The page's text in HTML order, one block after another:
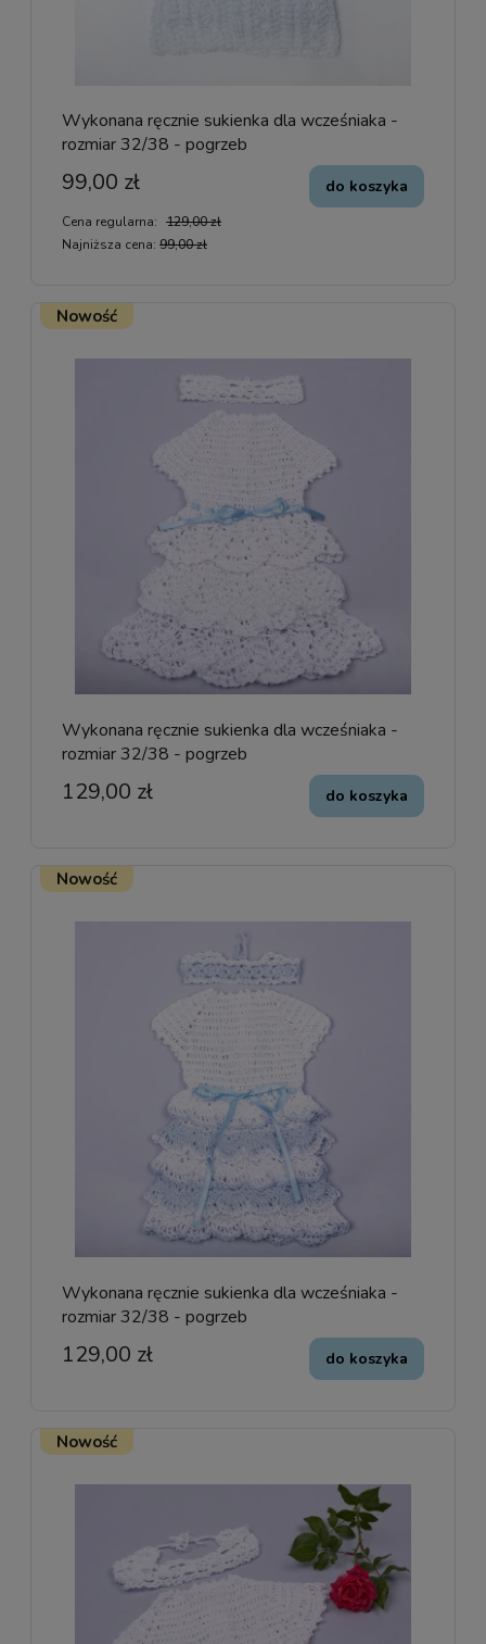
Wykonana ręcznie sukienka dla wcześniaka -
rozmiar 32/38 - pogrzeb
99,00 zł
Cena regularna: 129,00 zł
Najniższa cena: 99,00 zł
do koszyka
Wykonana ręcznie sukienka dla wcześniaka -
rozmiar 32/38 - pogrzeb
129,00 zł do koszyka
Nowość
Wykonana ręcznie sukienka dla wcześniaka -
rozmiar 32/38 - pogrzeb
129,00 zł do koszyka
Nowość
Nowość